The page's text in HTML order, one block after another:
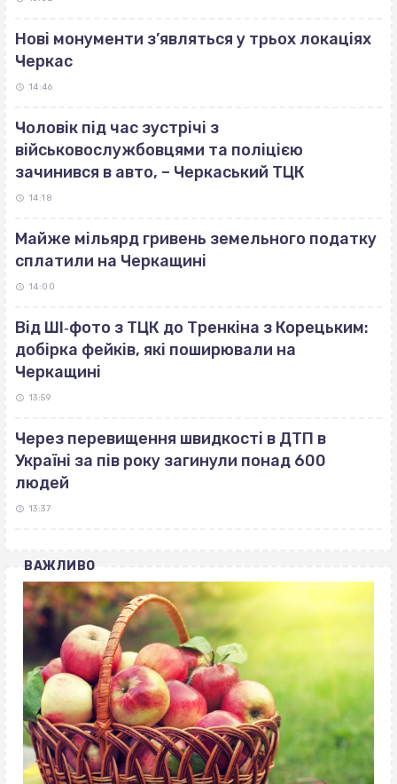
Нові монументи з’являться у трьох локаціях
Черкас
14:46
Чоловік під час зустрічі з
військовослужбовцями та поліцією
зачинився в авто, – Черкаський ТЦК
14:18
Майже мільярд гривень земельного податку
сплатили на Черкащині
14:00
Від ШІ‐фото з ТЦК до Тренкіна з Корецьким:
добірка фейків, які поширювали на
Черкащині
13:59
Через перевищення швидкості в ДТП в
Україні за пів року загинули понад 600
людей
13:37
ВАЖЛИВО